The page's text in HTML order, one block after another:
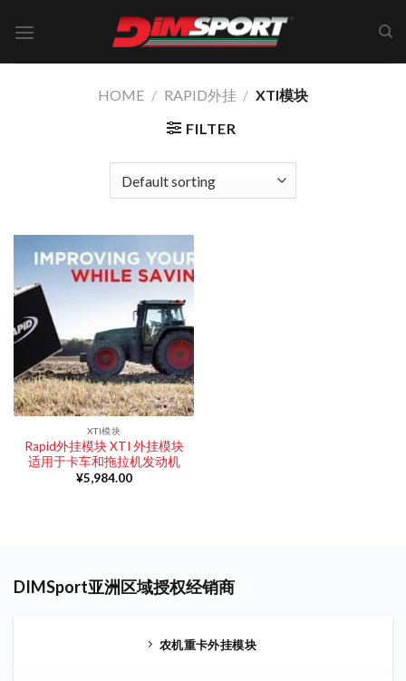
HOME / RAPID外挂 / XTI模块
FILTER
XTI模块
Rapid外挂模块 XTI 外挂模块
适用于卡车和拖拉机发动机
¥5,984.00
DIMSport亚洲区域授权经销商
农机重卡外挂模块